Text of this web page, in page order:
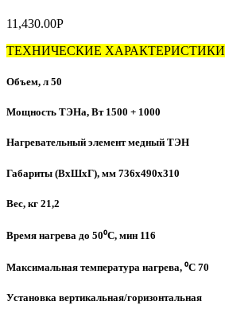
11,430.00Р
ТЕХНИЧЕСКИЕ ХАРАКТЕРИСТИКИ
Объем, л 50
Мощность ТЭНа, Вт 1500 + 1000
Нагревательный элемент медный ТЭН
Габариты (ВхШхГ), мм 736х490х310
Вес, кг 21,2
Время нагрева до 50⁰C, мин 116
Максимальная температура нагрева, ⁰C 70
Установка вертикальная/горизонтальная